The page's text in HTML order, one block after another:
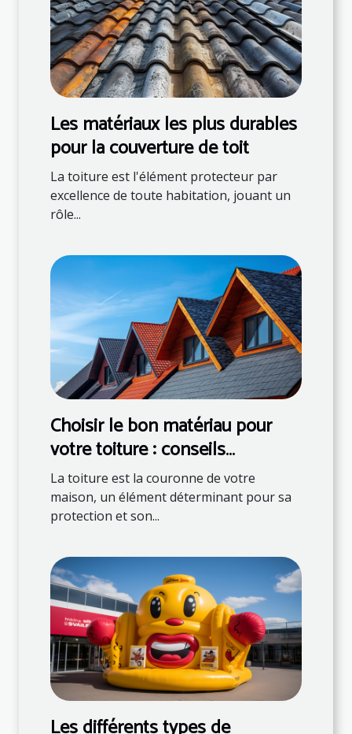
Les matériaux les plus durables
pour la couverture de toit
La toiture est l'élément protecteur par
excellence de toute habitation, jouant un
rôle...
Choisir le bon matériau pour
votre toiture : conseils
d'experts
La toiture est la couronne de votre
maison, un élément déterminant pour sa
protection et son...
Les différents types de